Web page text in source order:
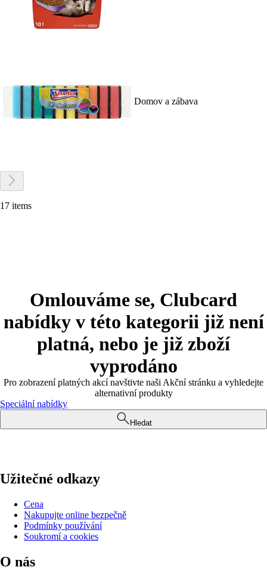
Domov a zábava
17 items
Omlouváme se, Clubcard
nabídky v této kategorii již není
platná, nebo je již zboží
vyprodáno
Pro zobrazení platných akcí navštivte naši Akční stránku a vyhledejte
alternativní produkty
Speciální nabídky
Hledat
Užitečné odkazy
Cena
Nakupujte online bezpečně
Podmínky používání
Soukromí a cookies
O nás